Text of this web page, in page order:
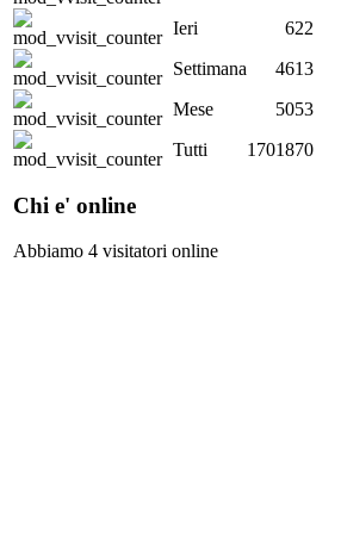
Ieri
622
Settimana
4613
Mese
5053
Tutti
1701870
Chi e' online
Abbiamo 4 visitatori online